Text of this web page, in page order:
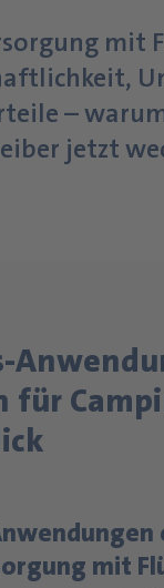
mit
–
jetzt
für
mit